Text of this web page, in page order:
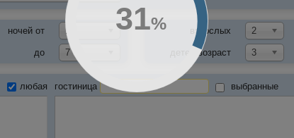
ночей от 1
до 7
взрослых 2
детей/возраст 3
любая гостиница выбранные
32%